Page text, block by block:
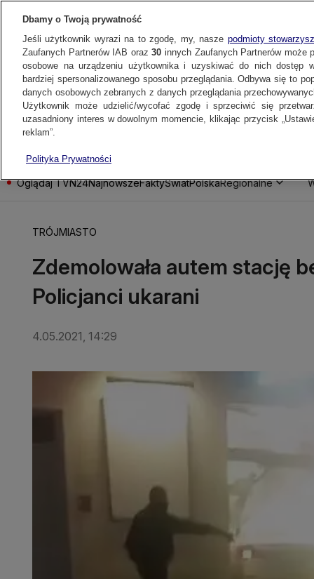
Oglądaj TVN24NajnowszeFaktyŚwiatPolskaRegionalne
TRÓJMIASTO
Zdemolowała autem stację
Policjanci ukarani
4.05.2021, 14:29
Dbamy o Twoją prywatność
Jeśli użytkownik wyrazi na to zgodę, my, nasze podmioty
Zaufanych Partnerów IAB oraz30 innych Zaufanych Partnerów może
osobowe na urządzeniu użytkownika i uzyskiwać do nich dostęp
bardziej spersonalizowanego sposobu przeglądania. Odbywa się to
danych osobowych zebranych z danych przeglądania
Użytkownik może udzielić/wycofać zgodę i sprzeciwić się
uzasadniony interes w dowolnym momencie, klikając przycisk
reklam”.
Polityka Prywatności